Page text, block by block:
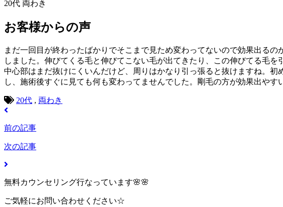
20代 両わき
お客様からの声
まだ一回目が終わったばかりでそこまで見ため変わってないので効果出る
しました。伸びてくる毛と伸びてこない毛が出てきたり、この伸びてる毛を
中心部はまだ抜けにくいんだけど、周りはかなり引っ張ると抜けますね。
し、施術後すぐに見ても何も変わってませんでした。剛毛の方が効果出やす
20代 , 両わき
前の記事
次の記事
無料カウンセリング行なっています🌸🌸
ご気軽にお問い合わせください☆